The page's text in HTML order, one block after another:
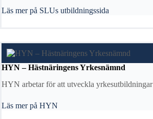
Läs mer på SLUs utbildningssida
HYN – Hästnäringens Yrkesnämnd
HYN arbetar för att utveckla
Läs mer på HYN